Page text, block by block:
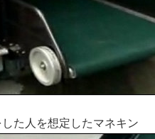
た人を想定したマネキン